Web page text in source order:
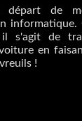
départ de
s'agit de
en
!